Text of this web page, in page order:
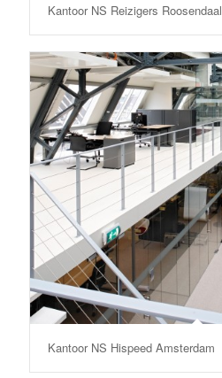
Kantoor NS Reizigers Roosendaal
Kantoor NS Hispeed Amsterdam